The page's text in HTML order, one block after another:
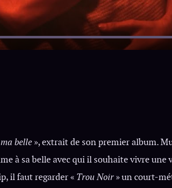
belle », extrait de son premier album.
à sa belle avec qui il souhaite vivre
il faut regarder « Trou Noir» un court-